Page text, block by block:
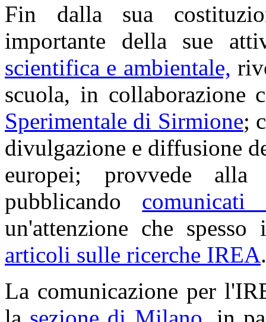
Fin dalla sua
importante della sue
scientifica e ambientale,
scuola, in
Sperimentale di Sirmione;
divulgazione e diffusione
europei; provvede
pubblicando comunicati
un'attenzione che
articoli sulle ricerche IREA.
La comunicazione per